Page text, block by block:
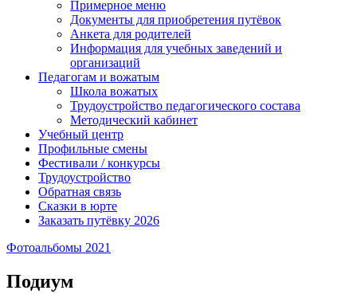
Примерное меню
Документы для приобретения путёвок
Анкета для родителей
Информация для учебных заведений и
организаций
Педагогам и вожатым
Школа вожатых
Трудоустройство педагогического состава
Методический кабинет
Учебный центр
Профильные смены
Фестивали / конкурсы
Трудоустройство
Обратная связь
Сказки в юрте
Заказать путёвку 2026
Фотоальбомы 2021
Подиум